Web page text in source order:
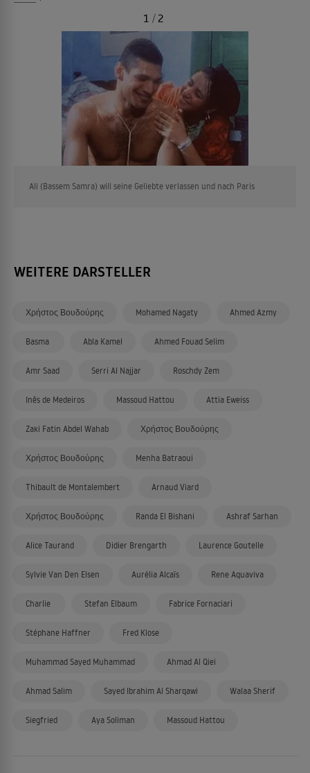
Ali (Bassem Samra) will seine Geliebte verlassen und nach Paris
1 / 2
WEITERE DARSTELLER
Χρήστος Βουδούρης Mohamed Nagaty Ahmed Azmy
Basma Abla Kamel Ahmed Fouad Selim
Amr Saad Serri Al Najjar Roschdy Zem
Inês de Medeiros Massoud Hattou Attia Eweiss
Zaki Fatin Abdel Wahab Χρήστος Βουδούρης
Χρήστος Βουδούρης Menha Batraoui
Thibault de Montalembert Arnaud Viard
Χρήστος Βουδούρης Randa El Bishani Ashraf Sarhan
Alice Taurand Didier Brengarth Laurence Goutelle
Sylvie Van Den Elsen Aurélia Alcaïs Rene Aquaviva
Charlie Stefan Elbaum Fabrice Fornaciari
Stéphane Haffner Fred Klose
Muhammad Sayed Muhammad Ahmad Al Qiei
Ahmad Salim Sayed Ibrahim Al Sharqawi Walaa Sherif
Siegfried Aya Soliman Massoud Hattou